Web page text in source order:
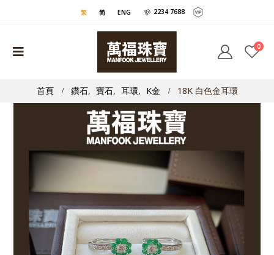
繁 简 ENG 2234 7688
0
首頁 鑽石, 寶石, 耳環, K金 18K 白色金耳環